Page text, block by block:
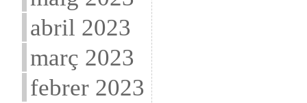
abril 2023
març 2023
febrer 2023